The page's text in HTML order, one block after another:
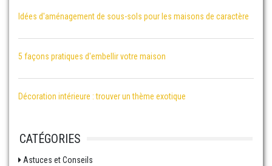
Idées d'aménagement de sous-sols pour les maisons de caractère
5 façons pratiques d'embellir votre maison
Décoration intérieure : trouver un thème exotique
CATÉGORIES
Astuces et Conseils